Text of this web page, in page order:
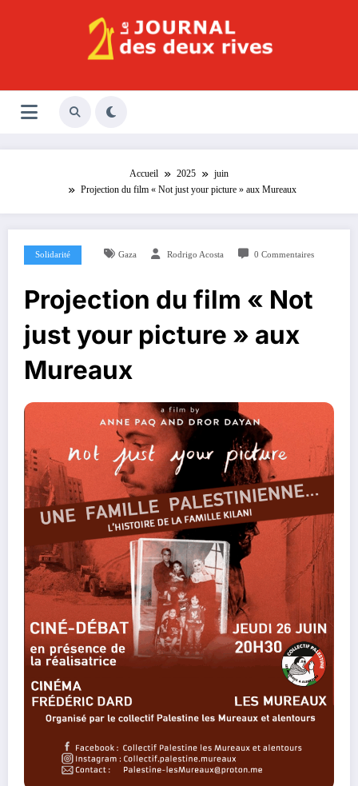
Le Journal des Deux Rives
Accueil 2025
juin
Projection du film « Not just your picture » aux Mureaux
Solidarité Gaza Rodrigo Acosta 0 Commentaires
Projection du film « Not
just your picture » aux
Mureaux